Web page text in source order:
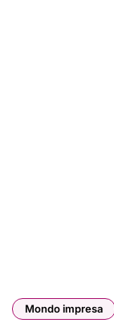
Mondo impresa